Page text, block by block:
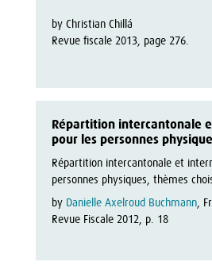
by Christian Chillá
Revue fiscale 2013, page 276.
Répartition intercantonale
pour les personnes
Répartition intercantonale et
personnes physiques, thèmes
by Danielle Axelroud Buchmann,
Revue Fiscale 2012, p. 18